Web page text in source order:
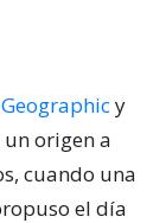
y
un origen a
cuando una
el día